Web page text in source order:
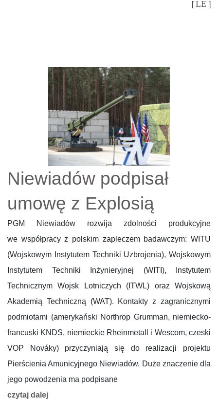
[LE ]
Niewiadów podpisał
umowę z Explosią
PGM Niewiadów rozwija zdolności produkcyjne
we współpracy z polskim zapleczem badawczym: WITU
(Wojskowym Instytutem Techniki Uzbrojenia), Wojskowym
Instytutem Techniki Inżynieryjnej (WITI), Instytutem
Technicznym Wojsk Lotniczych (ITWL) oraz Wojskową
Akademią Techniczną (WAT). Kontakty z zagranicznymi
podmiotami (amerykański Northrop Grumman, niemiecko-
francuski KNDS, niemieckie Rheinmetall i Wescom, czeski
VOP Nováky) przyczyniają się do realizacji projektu
Pierścienia Amunicyjnego Niewiadów. Duże znaczenie dla
jego powodzenia ma podpisane
czytaj dalej